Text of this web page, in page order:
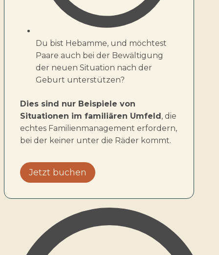
Du bist Hebamme, und möchtest
Paare auch bei der Bewältigung
der neuen Situation nach der
Geburt unterstützen?
Dies sind nur Beispiele von
Situationen im familiären Umfeld, die
echtes Familienmanagement erfordern,
bei der keiner unter die Räder kommt.
Jetzt buchen